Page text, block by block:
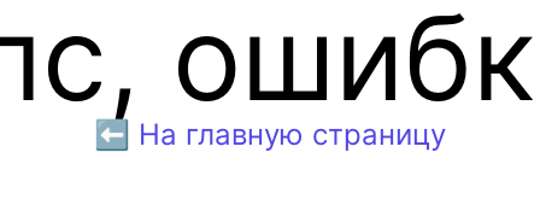
⬅️ На главную страницу